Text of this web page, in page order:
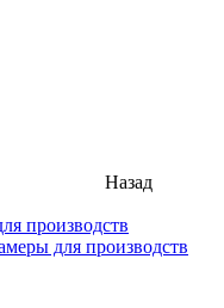
Назад
производств
для производств